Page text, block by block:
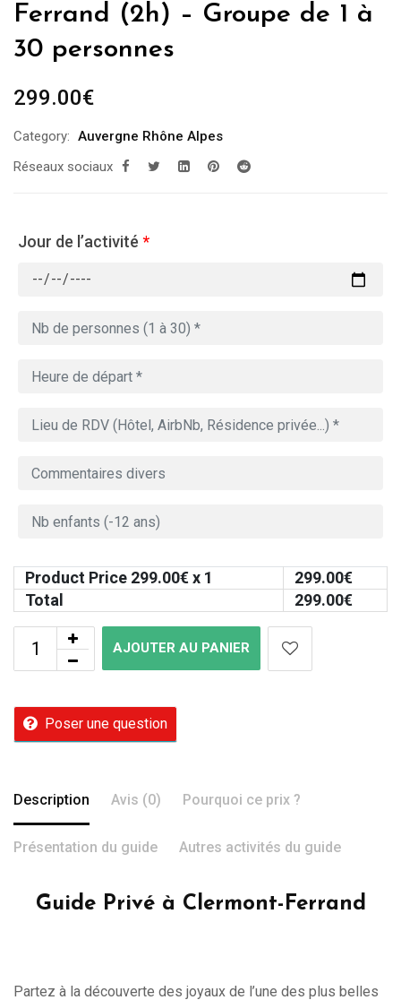
Ferrand (2h) – Groupe de 1 à
30 personnes
299.00€
Category: Auvergne Rhône Alpes
Réseaux sociaux
Jour de l’activité *
Product Price 299.00€ x 1 299.00€
Total
299.00€
AJOUTER AU PANIER
Poser une question
Description Avis (0) Pourquoi ce prix ?
Présentation du guide Autres activités du guide
Guide Privé à Clermont-Ferrand
Partez à la découverte des joyaux de l’une des plus belles